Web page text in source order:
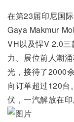
在第23届印尼国
Gaya Makmur
VH以及悍V 2.0
力。展位前人潮
光，接待了2000
向订单超过120台
伏，一汽解放在